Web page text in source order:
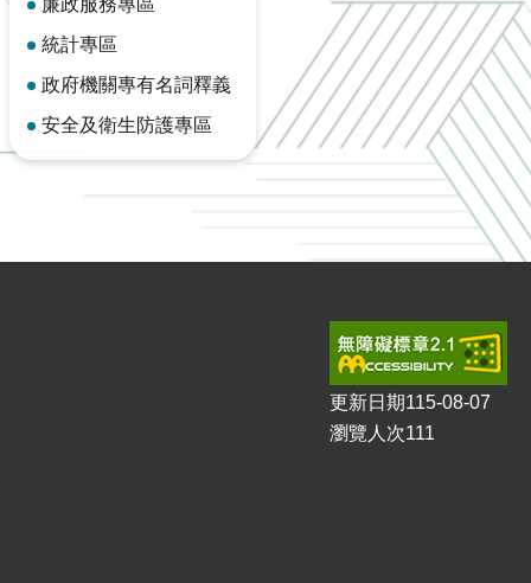
廉政服務專區
統計專區
政府機關專有名詞釋義
安全及衛生防護專區
更新日期115-08-07
瀏覽人次111